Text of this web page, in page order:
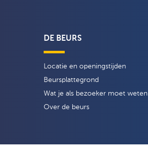
DE BEURS
Locatie en openingstijden
Beursplattegrond
Wat je als bezoeker moet weten
Over de beurs